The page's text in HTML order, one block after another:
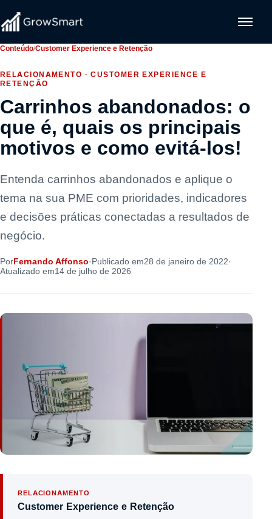
Conteúdo/Customer Experience e Retenção
RELACIONAMENTO · CUSTOMER EXPERIENCE E
RETENÇÃO
Carrinhos abandonados: o
que é, quais os principais
motivos e como evitá-los!
Entenda carrinhos abandonados e aplique o
tema na sua PME com prioridades, indicadores
e decisões práticas conectadas a resultados de
negócio.
PorFernando Affonso·Publicado em28 de janeiro de 2022·
Atualizado em14 de julho de 2026
RELACIONAMENTO
Customer Experience e Retenção